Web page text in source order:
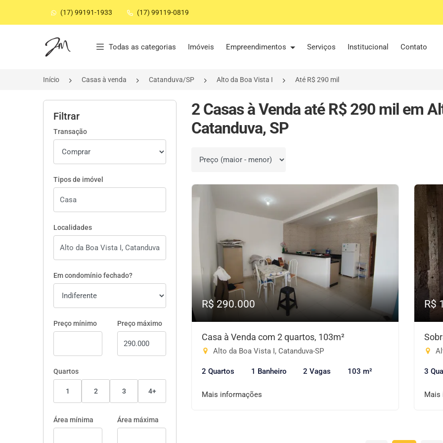
(17) 99191-1933 (17) 99119-0819
Página inicial
Todas as categorias Imóveis Empreendimentos Serviços Institucional Contato
Início Casas à venda Catanduva/SP Alto da Boa Vista I Até R$ 290 mil
Filtrar
Transação
Tipos de imóvel
Localidades
Em condomínio fechado?
Preço mínimo Preço máximo
Quartos
1 2 3 4+
Área mínima Área máxima
2 Casas à Venda até R$ 290 mil em
Catanduva, SP
Ordenar por
R$ 290.000
Casa à Venda com 2 quartos, 103m²
Alto da Boa Vista I, Catanduva-SP
2 Quartos 1 Banheiro 2 Vagas 103 m²
Mais informações
R$
3
Mais